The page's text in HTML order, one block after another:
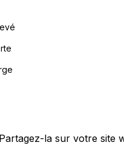
la sur votre site